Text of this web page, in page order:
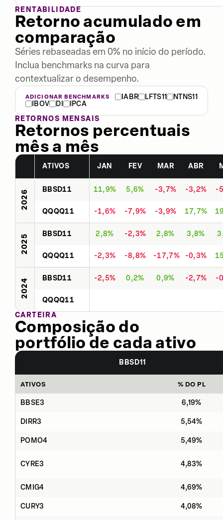
RENTABILIDADE
Retorno acumulado em
comparação
Séries rebaseadas em 0% no início do período.
Inclua benchmarks na curva para
contextualizar o desempenho.
ADICIONAR BENCHMARKS IABR LFTS11
NTNS11
IBOV
DI
IPCA
RETORNOS MENSAIS
Retornos percentuais
mês a mês
ATIVOS JAN FEV MAR ABR
2026 BBSD11 11,9% 5,6% -3,7% -3,2% -
QQQQ11 -1,6% -7,9% -3,9% 17,7%
2025 BBSD11 2,8% -2,3% 2,8% 3,8%
QQQQ11 -2,3% -8,8% -17,7% -0,3%
2024 BBSD11 -2,5% 0,2% 0,9% -2,7% -
QQQQ11
CARTEIRA
Composição do
portfólio de cada ativo
BBSD11
ATIVOS % DO PL
BBSE3 6,19%
DIRR3 5,54%
POMO4 5,49%
CYRE3 4,83%
CMIG4 4,69%
CURY3 4,08%